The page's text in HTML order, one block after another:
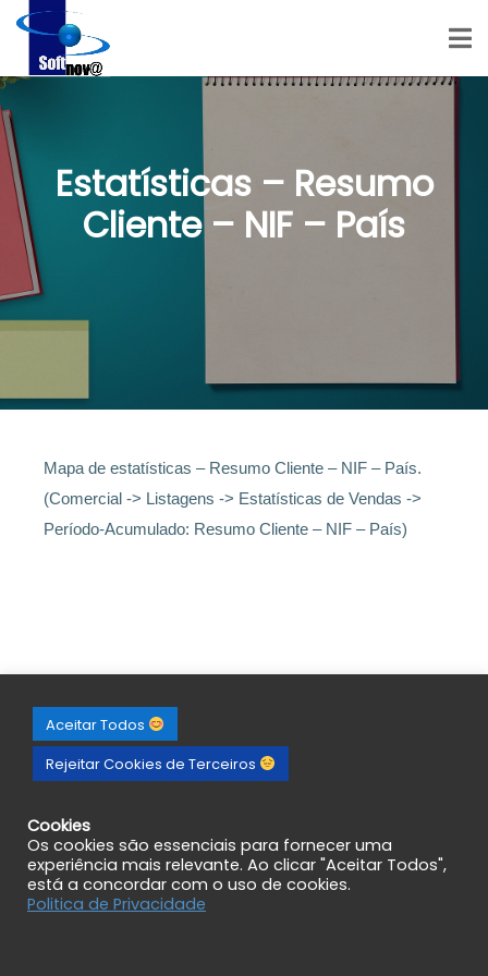
Estatísticas – Resumo
Cliente – NIF – País
Mapa de estatísticas – Resumo Cliente – NIF – País.
(Comercial -> Listagens -> Estatísticas de Vendas ->
Período-Acumulado: Resumo Cliente – NIF – País)
Aceitar Todos
Rejeitar Cookies de Terceiros
Cookies
Os cookies são essenciais para fornecer uma
experiência mais relevante. Ao clicar "Aceitar Todos",
está a concordar com o uso de cookies.
Politica de Privacidade